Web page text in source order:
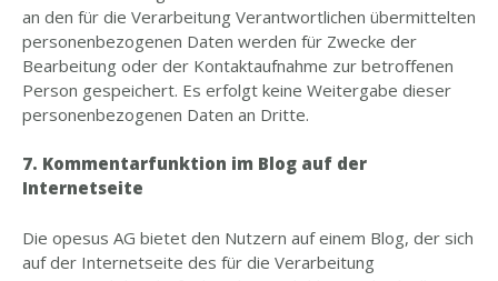
an den für die Verarbeitung Verantwortlichen übermittelten
personenbezogenen Daten werden für Zwecke der
Bearbeitung oder der Kontaktaufnahme zur betroffenen
Person gespeichert. Es erfolgt keine Weitergabe dieser
personenbezogenen Daten an Dritte.
7. Kommentarfunktion im Blog auf der
Internetseite
Die opesus AG bietet den Nutzern auf einem Blog, der sich
auf der Internetseite des für die Verarbeitung